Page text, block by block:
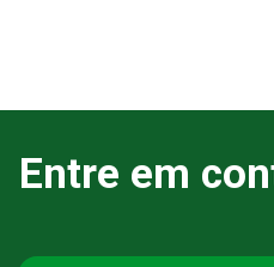
Entre em